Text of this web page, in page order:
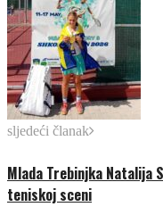
sljedeći članak
Mlada Trebinjka Natalija
teniskoj sceni